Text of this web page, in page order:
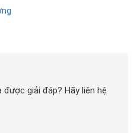
giải đáp? Hãy liên hệ